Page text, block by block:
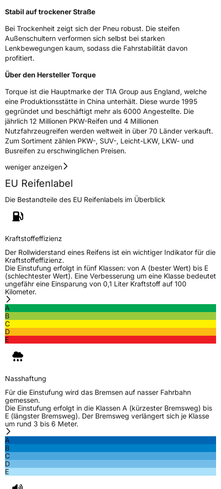
M+SJa
EU Label
NasshaftungC
Rollgeräusch (Klasse)B
Rollgeräusch (dB)71
FahrzeugklasseC1
Eisgrip
Allgemeine Produktsicherheit (GPSR)
HerstellerkontaktShandong Changfeng Tire Co. LTD, YongAn
Street Guangrao County Dongying City
Shandong Province China,
Stabil auf trockener Straße
Bei Trockenheit zeigt sich der Pneu robust. Die steifen
Außenschultern verformen sich selbst bei starken
Lenkbewegungen kaum, sodass die Fahrstabilität davon
profitiert.
Über den Hersteller Torque
Torque ist die Hauptmarke der TIA Group aus England, welche
eine Produktionsstätte in China unterhält. Diese wurde 1995
gegründet und beschäftigt mehr als 6000 Angestellte. Die
jährlich 12 Millionen PKW-Reifen und 4 Millionen
Nutzfahrzeugreifen werden weltweit in über 70 Länder verkauft.
Zum Sortiment zählen PKW-, SUV-, Leicht-LKW, LKW- und
Busreifen zu erschwinglichen Preisen.
weniger anzeigen
EU Reifenlabel
Die Bestandteile des EU Reifenlabels im Überblick
Kraftstoffeffizienz
Der Rollwiderstand eines Reifens ist ein wichtiger Indikator für die
Kraftstoffeffizienz.
Die Einstufung erfolgt in fünf Klassen: von A (bester Wert) bis E
(schlechtester Wert). Eine Verbesserung um eine Klasse bedeutet
ungefähr eine Einsparung von 0,1 Liter Kraftstoff auf 100
Kilometer.
A
B
C
D
E
Nasshaftung
Für die Einstufung wird das Bremsen auf nasser Fahrbahn
gemessen.
Die Einstufung erfolgt in die Klassen A (kürzester Bremsweg) bis
E (längster Bremsweg). Der Bremsweg verlängert sich je Klasse
um rund 3 bis 6 Meter.
A
B
C
D
E